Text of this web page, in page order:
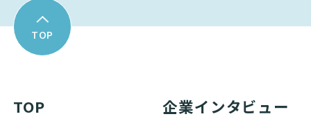
TOP
TOP
企業インタビュー